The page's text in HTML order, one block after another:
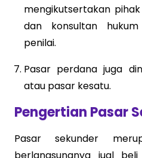
mengikutsertakan
dan konsultan
penilai.
Pasar perdana juga
atau pasar kesatu.
Pengertian Pasar
Pasar sekunder